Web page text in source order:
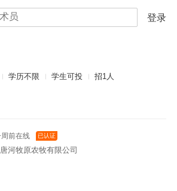
登录
学历不限 学生可投
招1人
前在线 已认证
河牧原农牧有限公司